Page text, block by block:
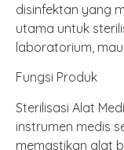
disinfektan yang
utama untuk
laboratorium,
Fungsi Produk
Sterilisasi Alat
instrumen medis
memastikan alat